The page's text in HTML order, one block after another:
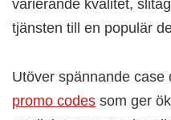
varierande kvalitet,
tjänsten till en populär
Utöver spännande case
promo codes som ger